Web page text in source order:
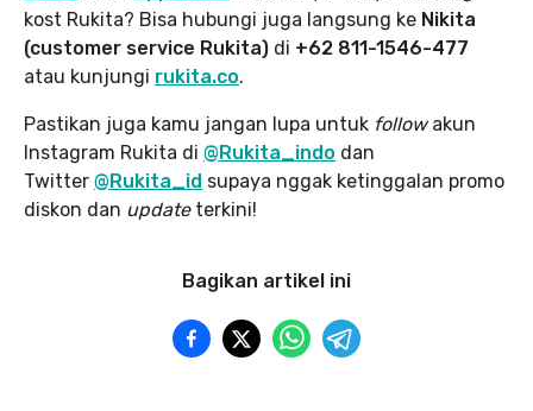
kost Rukita? Bisa hubungi juga langsung ke Nikita
(customer service Rukita) di +62 811-1546-477
atau kunjungi rukita.co.
Pastikan juga kamu jangan lupa untuk followakun
Instagram Rukita di @Rukita_indo dan
Twitter @Rukita_id supaya nggak ketinggalan promo
diskon dan update terkini!
Bagikan artikel ini